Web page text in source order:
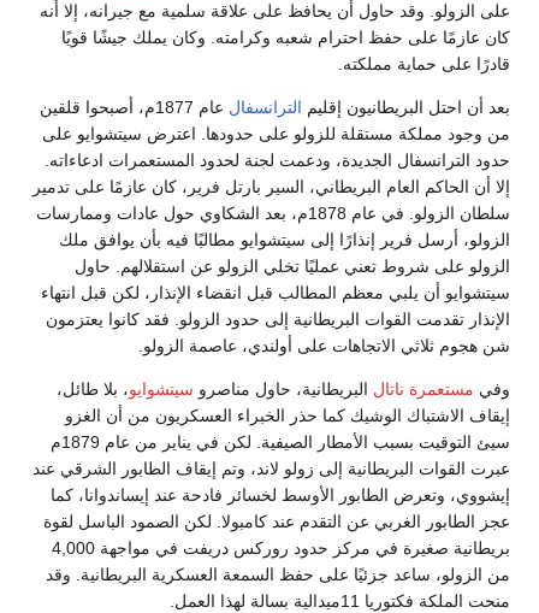
على الزولو. وقد حاول أن يحافظ على علاقة سلمية مع جيرانه، إلا أنه
كان عازمًا على حفظ احترام شعبه وكرامته. وكان يملك جيشًا قويًا
قادرًا على حماية مملكته.
بعد أن احتل البريطانيون إقليم الترانسفال
عام 1877م، أصبحوا قلقين
من وجود مملكة مستقلة للزولو على حدودها. اعترض سيتشوايو على
حدود الترانسفال الجديدة، ودعمت لجنة لحدود المستعمرات ادعاءاته.
إلا أن الحاكم العام البريطاني، السير بارتل فرير، كان عازمًا على تدمير
سلطان الزولو. في عام 1878م، بعد الشكاوي حول عادات وممارسات
الزولو، أرسل فرير إنذارًا إلى سيتشوايو مطالبًا فيه بأن يوافق ملك
الزولو على شروط تعني عمليًا تخلي الزولو عن استقلالهم. حاول
سيتشوايو أن يلبي معظم المطالب قبل انقضاء الإنذار، لكن قبل انتهاء
الإنذار تقدمت القوات البريطانية إلى حدود الزولو. فقد كانوا يعتزمون
شن هجوم ثلاثي الاتجاهات على أولندي، عاصمة الزولو.
وفي مستعمرة ناتال البريطانية، حاول مناصرو سيتشوايو، بلا طائل،
إيقاف الاشتباك الوشيك كما حذر الخبراء العسكريون من أن الغزو
سيئ التوقيت بسبب الأمطار الصيفية. لكن في يناير من عام 1879م
عبرت القوات البريطانية إلى زولو لاند، وتم إيقاف الطابور الشرقي عند
إيشووي، وتعرض الطابور الأوسط لخسائر فادحة عند إيساندوانا، كما
عجز الطابور الغربي عن التقدم عند كامبولا. لكن الصمود الباسل لقوة
بريطانية صغيرة في مركز حدود روركس دريفت في مواجهة 4,000
من الزولو، ساعد جزئيًا على حفظ السمعة العسكرية البريطانية. وقد
منحت الملكة فكتوريا 11ميدالية بسالة لهذا العمل.